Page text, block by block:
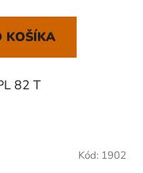
KOŠÍKA
82 T
Kód: 1902